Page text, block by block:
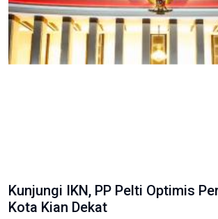
Kunjungi IKN, PP Pelti Optimis
Kota Kian Dekat